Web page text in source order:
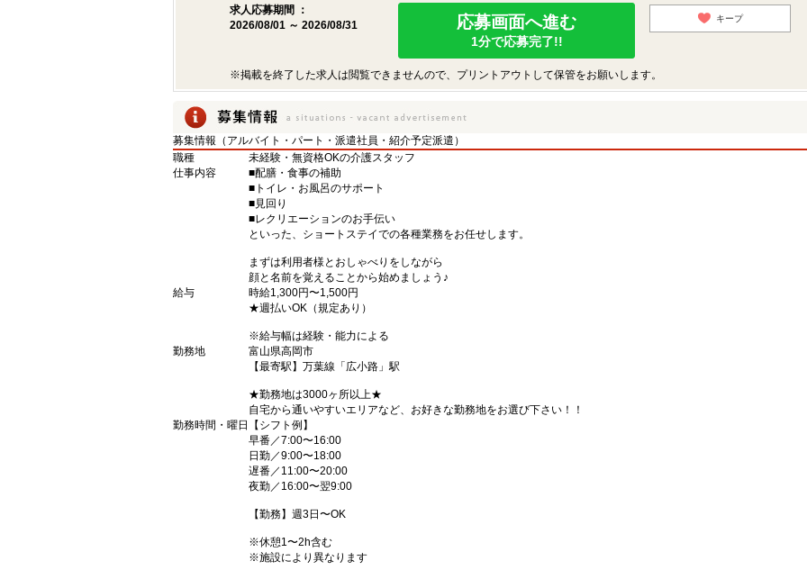
求人応募期間 ：
2026/08/01 ～ 2026/08/31
応募画面へ進む
1分で応募完了!!
キープ
※掲載を終了した求人は閲覧できませんので、プリントアウトして保管をお願いします。
募集情報（アルバイト・パート・派遣社員・紹介予定派遣）
職種
未経験・無資格OKの介護スタッフ
仕事内容
■配膳・食事の補助
■トイレ・お風呂のサポート
■見回り
■レクリエーションのお手伝い
といった、ショートステイでの各種業務をお任せします。
まずは利用者様とおしゃべりをしながら
顔と名前を覚えることから始めましょう♪
給与
時給1,300円〜1,500円
★週払いOK（規定あり）
※給与幅は経験・能力による
勤務地
富山県高岡市
【最寄駅】万葉線「広小路」駅
★勤務地は3000ヶ所以上★
自宅から通いやすいエリアなど、お好きな勤務地をお選び下さい！！
勤務時間・曜日
【シフト例】
早番／7:00〜16:00
日勤／9:00〜18:00
遅番／11:00〜20:00
夜勤／16:00〜翌9:00
【勤務】週3日〜OK
※休憩1〜2h含む
※施設により異なります